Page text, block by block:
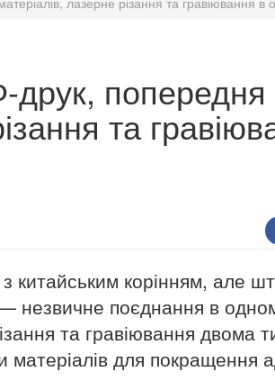
та
китайським корінням, але
поєднання в
та гравіювання двома
для покращення